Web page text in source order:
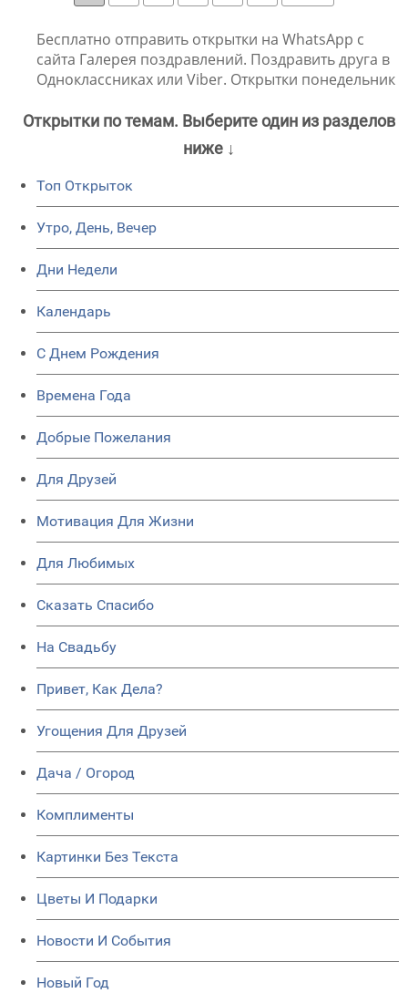
Бесплатно отправить открытки на WhatsApp с
сайта Галерея поздравлений. Поздравить друга в
Одноклассниках или Viber. Открытки понедельник
Открытки по темам. Выберите один из разделов
ниже ↓
Топ Открыток
Утро, День, Вечер
Дни Недели
Календарь
C Днем Рождения
Времена Года
Добрые Пожелания
Для Друзей
Мотивация Для Жизни
Для Любимых
Сказать Спасибо
На Свадьбу
Привет, Как Дела?
Угощения Для Друзей
Дача / Огород
Комплименты
Картинки Без Текста
Цветы И Подарки
Новости И События
Новый Год